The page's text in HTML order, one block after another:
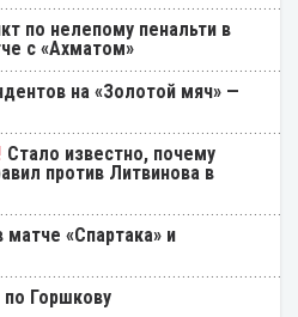
по нелепому пенальти в
с «Ахматом»
на «Золотой мяч» —
Стало известно, почему
против Литвинова в
матче «Спартака» и
Горшкову